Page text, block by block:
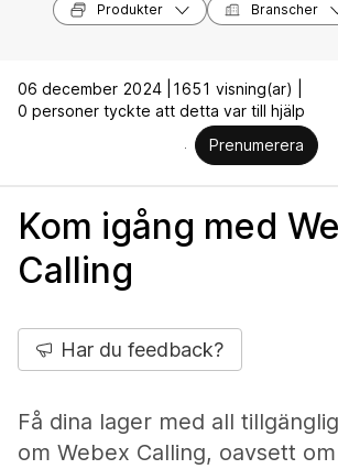
Produkter Branscher
06 december 2024 |
1651 visning(ar) |
0 personer tyckte att detta var till hjälp
Prenumerera
Kom igång med
Calling
Har du feedback?
Få dina lager med all
om Webex Calling, oavsett